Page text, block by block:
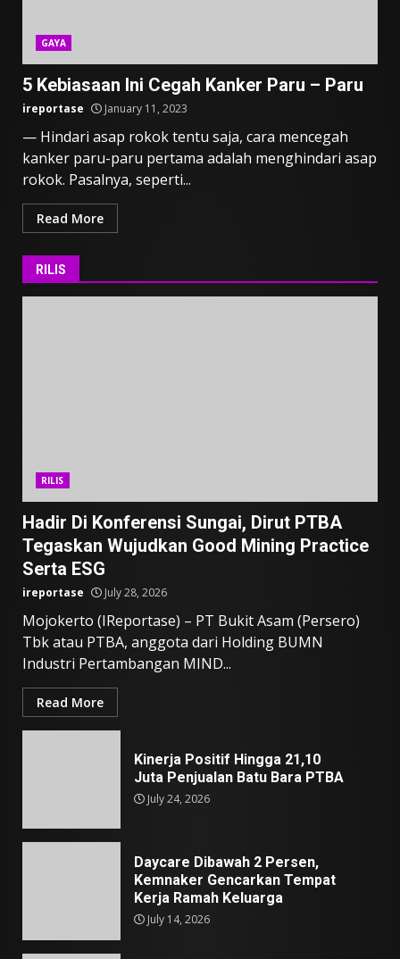
GAYA
5 Kebiasaan Ini Cegah Kanker Paru – Paru
ireportase January 11, 2023
— Hindari asap rokok tentu saja, cara mencegah
kanker paru-paru pertama adalah menghindari asap
rokok. Pasalnya, seperti...
Read More
RILIS
RILIS
Hadir Di Konferensi Sungai, Dirut PTBA
Tegaskan Wujudkan Good Mining Practice
Serta ESG
ireportase July 28, 2026
Mojokerto (IReportase) – PT Bukit Asam (Persero)
Tbk atau PTBA, anggota dari Holding BUMN
Industri Pertambangan MIND...
Read More
Kinerja Positif Hingga 21,10
Juta Penjualan Batu Bara PTBA
July 24, 2026
Daycare Dibawah 2 Persen,
Kemnaker Gencarkan Tempat
Kerja Ramah Keluarga
July 14, 2026